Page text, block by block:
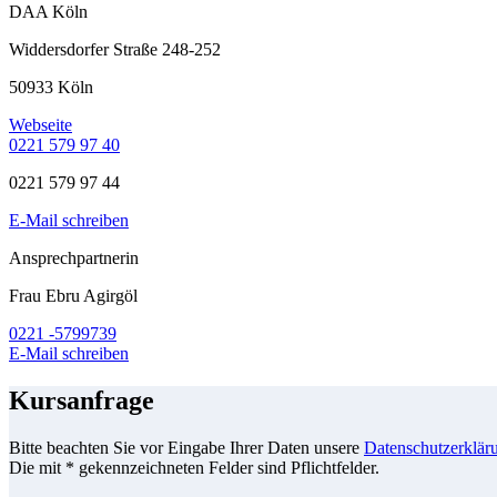
DAA Köln
Widdersdorfer Straße 248-252
50933 Köln
Webseite
0221 579 97 40
0221 579 97 44
E-Mail schreiben
Ansprechpartnerin
Frau Ebru Agirgöl
0221 -5799739
E-Mail schreiben
Kursanfrage
Bitte beachten Sie vor Eingabe Ihrer Daten unsere
Die mit * gekennzeichneten Felder sind Pflichtfelder.